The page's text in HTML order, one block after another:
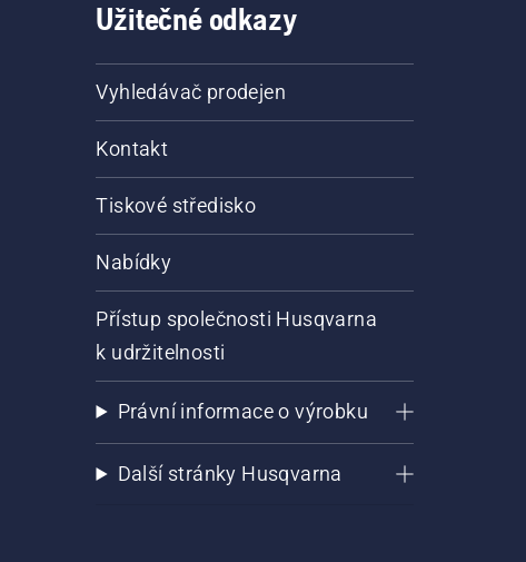
Užitečné odkazy
Vyhledávač prodejen
Kontakt
Tiskové středisko
Nabídky
Přístup společnosti Husqvarna
k udržitelnosti
Právní informace o výrobku
Další stránky Husqvarna